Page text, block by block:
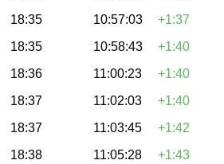
18:35 10:57:03
+1:37
18:35 10:58:43
+1:40
18:36 11:00:23
+1:40
18:37 11:02:03
+1:40
18:37 11:03:45
+1:42
18:38 11:05:28
+1:43